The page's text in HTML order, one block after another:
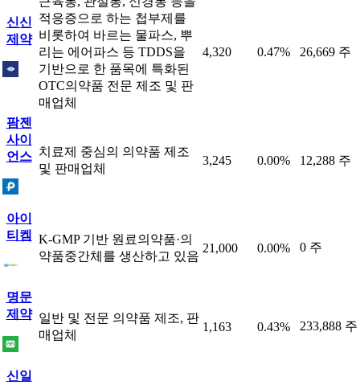
신신
제약
적응증으로 하는 첩부제를
비롯하여 바르는 물파스, 뿌
리는 에어파스 등 TDDS을
기반으로 한 품목에 특화된
OTC의약품 전문 제조 및 판
매업체
4,320 0.47% 26,669 주
팜젠
사이
언스 치료제 중심의 의약품 제조
및 판매업체
3,245 0.00% 12,288 주
아이
티켐
K-GMP 기반 원료의약품·의
약품중간체를 생산하고 있음
21,000 0.00% 0 주
명문
제약 일반 및 전문 의약품 제조, 판
매업체
1,163 0.43% 233,888 주
신일